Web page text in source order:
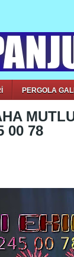
PERGOLA
00 78